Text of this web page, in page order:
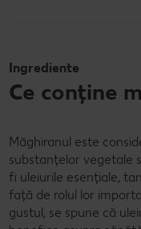
Ingrediente
Ce conține
Măghiranul este
substanțelor vegetale
fi uleiurile esențiale,
față de rolul lor
gustul, se spune că